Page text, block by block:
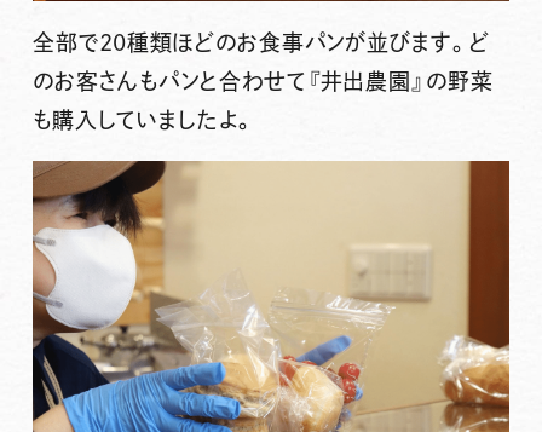
全部で20種類ほどのお食事パンが並びます。ど
のお客さんもパンと合わせて『井出農園』の野菜
も購入していましたよ。